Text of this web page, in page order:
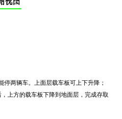
停两辆车。上面层载车板可上下升降；
上方的载车板下降到地面层，完成存取